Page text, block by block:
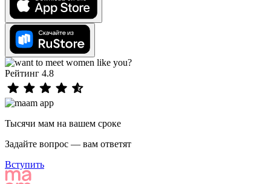
Рейтинг 4.8
Тысячи мам на вашем сроке
Задайте вопрос — вам ответят
Вступить